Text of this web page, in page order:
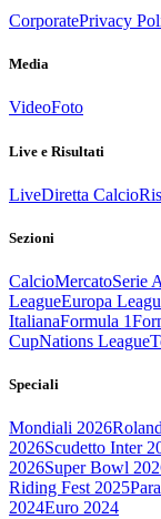
CorporatePrivacy
Media
VideoFoto
Live e Risultati
LiveDiretta Calcio
Sezioni
CalcioMercatoSerie A
LeagueEuropa
ItalianaFormula 1
CupNations League
Speciali
Mondiali 2026
2026Scudetto Inter
2026Super Bowl
Riding Fest 2025
2024Euro 2024